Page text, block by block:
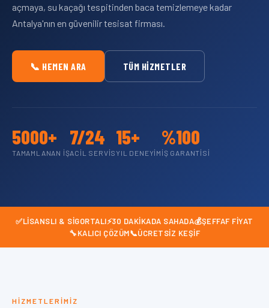
açmaya, su kaçağı tespitinden baca temizlemeye kadar
Antalya'nın en güvenilir tesisat firması.
📞 HEMEN ARA TÜM HIZMETLER
5000+
TAMAMLANAN İŞ
7/24
ACIL SERVIS
15+
YIL DENEYIM
%100
İŞ GARANTISI
✅LISANSLI & SIGORTALI⚡30 DAKIKADA SAHADA💰ŞEFFAF FIYAT
🔧KALICI ÇÖZÜM📞ÜCRETSIZ KEŞIF
HIZMETLERIMIZ